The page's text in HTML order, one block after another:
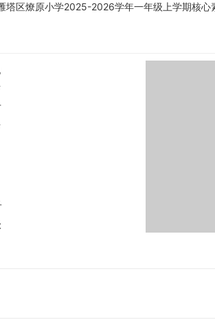
塔区燎原小学2025-2026学年一年级上学期核心